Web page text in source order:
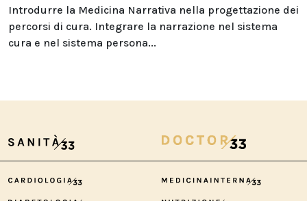
Introdurre la Medicina Narrativa nella progettazione dei
percorsi di cura. Integrare la narrazione nel sistema
cura e nel sistema persona...